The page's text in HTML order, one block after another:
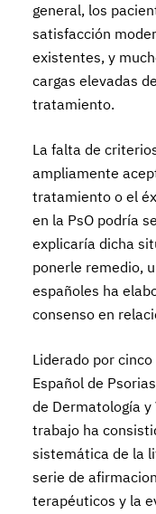
general, los
satisfacción
existentes, y
cargas elevadas
tratamiento.
La falta de
ampliamente
tratamiento o el
en la PsO podría
explicaría dicha
ponerle remedio,
españoles ha
consenso en
Liderado por
Español de
de Dermatología y
trabajo ha
sistemática de la
serie de
terapéuticos y la